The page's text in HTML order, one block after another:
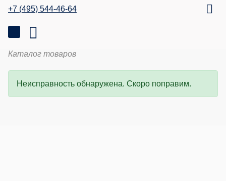
+7 (495) 544-46-64
Каталог товаров
Неисправность обнаружена. Скоро поправим.